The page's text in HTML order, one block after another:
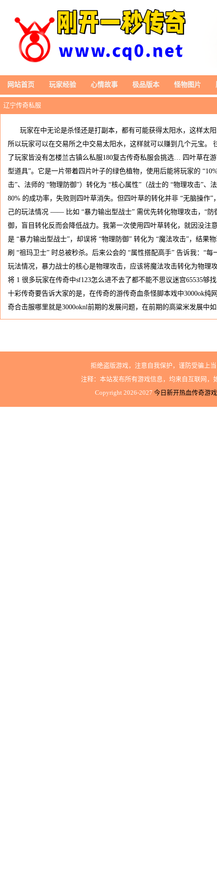
网站首页 玩家经验 心情故事 极品版本 怪物图片
辽宁传奇私服
玩家在中无论是杀怪还是打副本，都有可能获得太阳水，这样太
所以玩家可以在交易所之中交易太阳水，这样就可以赚到几个元宝。
了玩家皆没有怎楼兰古镇么私服180复古传奇私服会挑选… 四叶草在
型道具”。它是一片带着四片叶子的绿色植物，使用后能将玩家的
击”、法师的 “物理防御”）转化为 “核心属性”（战士的 “物理攻击”、
80% 的成功率，失败则四叶草消失。但四叶草的转化并非 “无脑操作
己的玩法情况 —— 比如 “暴力输出型战士” 需优先转化物理攻击，“防
御，盲目转化反而会降低战力。我第一次使用四叶草转化，就因没注
是 “暴力输出型战士”，却误将 “物理防御” 转化为 “魔法攻击”，结果
刷 “祖玛卫士” 时总被秒杀。后来公会的 “属性搭配高手” 告诉我：“
玩法情况，暴力战士的核心是物理攻击，应该将魔法攻击转化为物理
将 1 很多玩家在传奇中sf123怎么进不去了都不能不思议迷宫65535够
十彩传奇要告诉大家的是，在传奇的游传奇血条怪脚本戏中3000ok纯
奇合击服哪里就是3000oknl前期的发展问题，在前期的高粱米发展中
拒绝盗版游戏，注意自我保护，谨防受骗上
注释：本站发布所有游戏信息，均来自互联网
Copyright 2026-2027 今日新开热血传奇游